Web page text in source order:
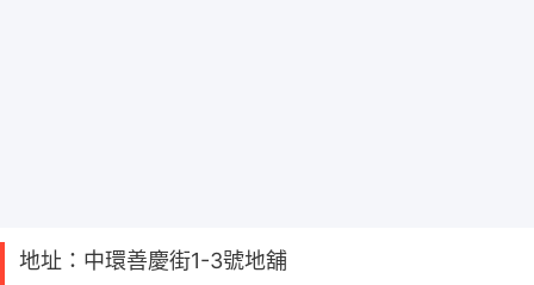
地址：中環善慶街1-3號地舖